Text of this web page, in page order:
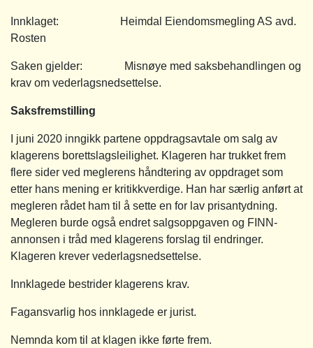
Innklaget: Heimdal Eiendomsmegling AS avd.
Rosten
Saken gjelder: Misnøye med saksbehandlingen og
krav om vederlagsnedsettelse.
Saksfremstilling
I juni 2020 inngikk partene oppdragsavtale om salg av
klagerens borettslagsleilighet. Klageren har trukket frem
flere sider ved meglerens håndtering av oppdraget som
etter hans mening er kritikkverdige. Han har særlig anført at
megleren rådet ham til å sette en for lav prisantydning.
Megleren burde også endret salgsoppgaven og FINN-
annonsen i tråd med klagerens forslag til endringer.
Klageren krever vederlagsnedsettelse.
Innklagede bestrider klagerens krav.
Fagansvarlig hos innklagede er jurist.
Nemnda kom til at klagen ikke førte frem.